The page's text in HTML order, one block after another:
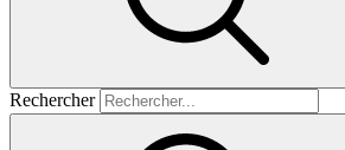
Rechercher